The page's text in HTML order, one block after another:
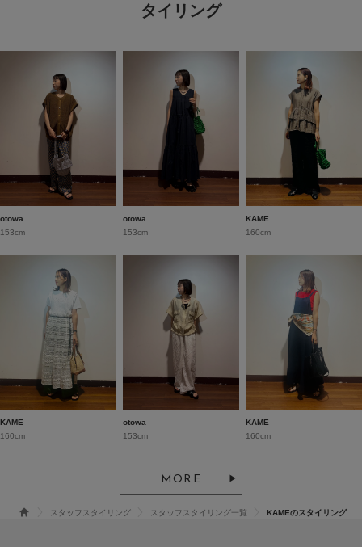
タイリング
otowa
153cm
otowa
153cm
KAME
160cm
KAME
160cm
otowa
153cm
KAME
160cm
MORE
スタッフスタイリング スタッフスタイリング一覧 KAMEのスタイリング